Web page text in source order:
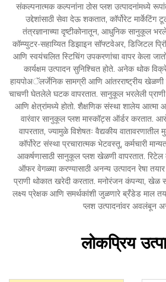
संकल्पनात्मक कल्पनांना ठोस प्लश उत्पादनांमध्ये
उद्देशांसाठी सेवा देऊ शकतात, कॉर्पोरेट मार्केटिंग
तंत्रज्ञानाच्या दृष्टीकोनातून, आधुनिक सानुकूल
कॉम्प्युटर-सहाय्यित डिझाइन सॉफ्टवेअर, डिजिटल
आणि स्वयंचलित स्टिचिंग उपकरणांचा वापर केला
कार्यक्षम उत्पादन सुनिश्चित होते. अनेक थोक
हायपोअॅलर्जेनिक सामग्री आणि आंतरराष्ट्रीय खेळणी
चाचणी घेतलेले घटक वापरतात. सानुकूल भरलेली प्राणी
आणि क्षेत्रांमध्ये होतो. शैक्षणिक संस्था शालेय आत्मा
वारंवार सानुकूल प्लश मास्कॉट्स ऑर्डर करतात.
वापरतात, ज्यामुळे विशेषतः वैद्यकीय वातावरणातील
कॉर्पोरेट संस्था प्रचारात्मक भेटवस्तू, कर्मचारी
आकर्षणासाठी सानुकूल प्लश खेळणी वापरतात. रिटेल
ऑफर वेगळ्या करण्यासाठी अनन्य उत्पादन रेषा
प्राणी थोकात खरेदी करतात. मनोरंजन कंपन्या,
लक्ष्य प्रेक्षक आणि समर्थकांशी जुळणारे ब्रँडेड माल
प्लश उत्पादनांवर अवलंबून
लोकप्रिय